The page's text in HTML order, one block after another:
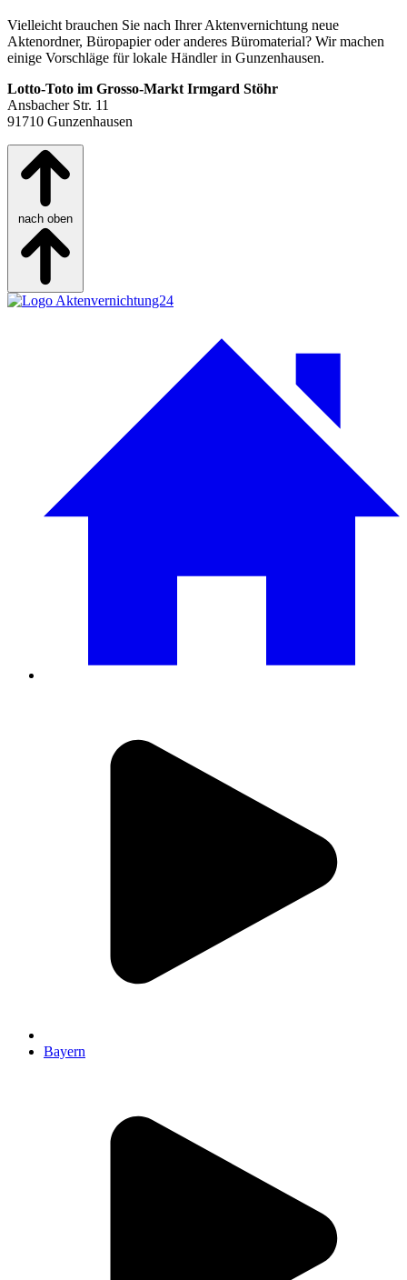
Vielleicht brauchen Sie nach Ihrer Aktenvernichtung neue
Aktenordner, Büropapier oder anderes Büromaterial? Wir machen
einige Vorschläge für lokale Händler in Gunzenhausen.
Lotto-Toto im Grosso-Markt Irmgard Stöhr
Ansbacher Str. 11
91710 Gunzenhausen
nach oben
Bayern